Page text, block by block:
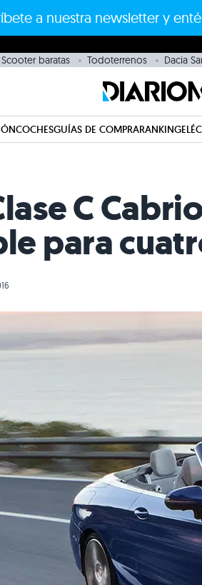
a nuestra newsletter y
Scooter baratas Todoterrenos Dacia
COCHESGUÍAS DE COMPRARANKING
C
para